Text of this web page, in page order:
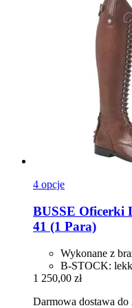
4 opcje
BUSSE Oficerki
41 (1 Para)
Wykonane z
B-STOCK:
1 250,00 zł
Darmowa dostawa do